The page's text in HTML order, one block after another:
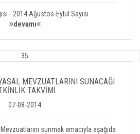
- 2014 Ağustos-Eylül Sayısı
devamı
35
MEVZUATLARINI SUNACAĞI
TAKVİMİ
07-08-2014
sunmak amacıyla aşağıda